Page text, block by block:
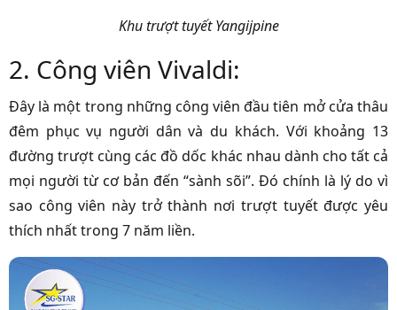
Khu trượt tuyết Yangijpine
2. Công viên Vivaldi:
Đây là một trong những công viên đầu tiên mở cửa thâu
đêm phục vụ người dân và du khách. Với khoảng 13
đường trượt cùng các đồ dốc khác nhau dành cho tất cả
mọi người từ cơ bản đến “sành sõi”. Đó chính là lý do vì
sao công viên này trở thành nơi trượt tuyết được yêu
thích nhất trong 7 năm liền.